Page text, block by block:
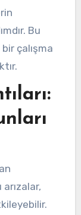
Bu
çalışma
arızalar,